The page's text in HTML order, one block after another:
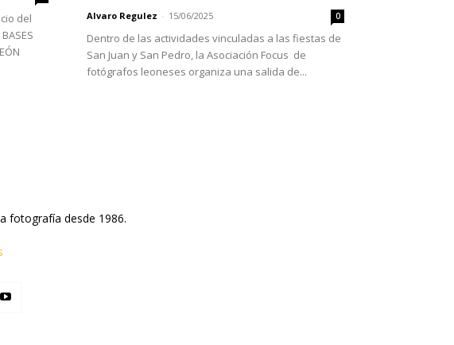
del
Alvaro Regulez - 15/06/2025 0
Dentro de las actividades vinculadas a las fiestas de
San Juan y San Pedro, la Asociación Focus de
fotógrafos leoneses organiza una salida de...
fotografía desde 1986.